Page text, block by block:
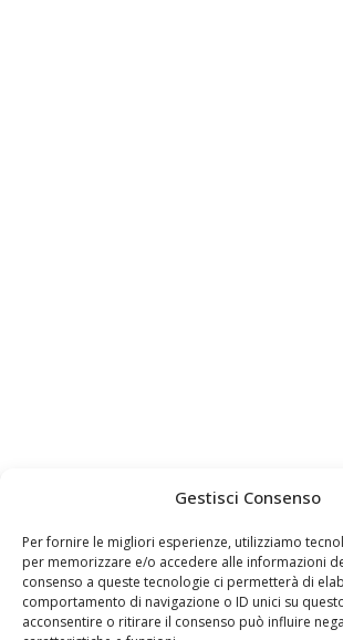
Gestisci Consenso
Per fornire le migliori esperienze, utilizziamo
per memorizzare e/o accedere alle informazioni
consenso a queste tecnologie ci permetterà di
comportamento di navigazione o ID unici su
acconsentire o ritirare il consenso può influire